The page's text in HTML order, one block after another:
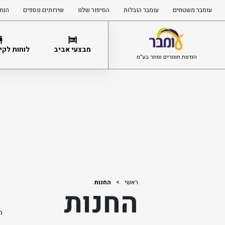
עומבר משטחים עומבר הובלות הסיפור שלנו שירותים נוספים
הנדסת חומרים וסחר בע”מ
מבצעי אביב לוחות
ראשי > החנות
החנות